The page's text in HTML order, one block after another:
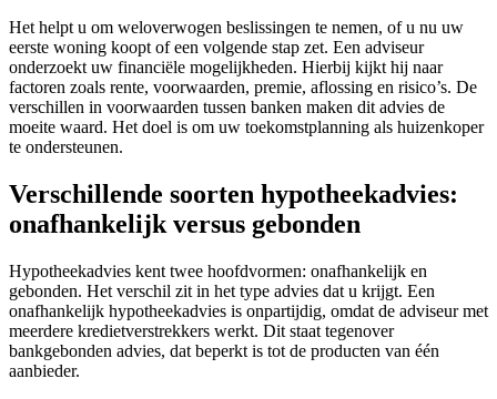
Het helpt u om weloverwogen beslissingen te nemen, of u nu uw
eerste woning koopt of een volgende stap zet. Een adviseur
onderzoekt uw financiële mogelijkheden. Hierbij kijkt hij naar
factoren zoals rente, voorwaarden, premie, aflossing en risico’s. De
verschillen in voorwaarden tussen banken maken dit advies de
moeite waard. Het doel is om uw toekomstplanning als huizenkoper
te ondersteunen.
Verschillende soorten hypotheekadvies:
onafhankelijk versus gebonden
Hypotheekadvies kent twee hoofdvormen: onafhankelijk en
gebonden. Het verschil zit in het type advies dat u krijgt. Een
onafhankelijk hypotheekadvies is onpartijdig, omdat de adviseur met
meerdere kredietverstrekkers werkt. Dit staat tegenover
bankgebonden advies, dat beperkt is tot de producten van één
aanbieder.